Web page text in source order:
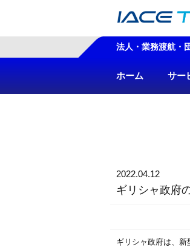
法人・業務渡航・
ホーム サー
2022.04.12
ギリシャ政府
ギリシャ政府は、